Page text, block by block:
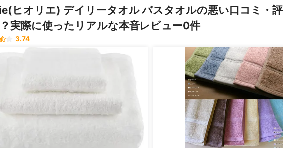
ヒオリエ) デイリータオル バスタオルの悪い口コミ・評
実際に使ったリアルな本音レビュー0件
3.74